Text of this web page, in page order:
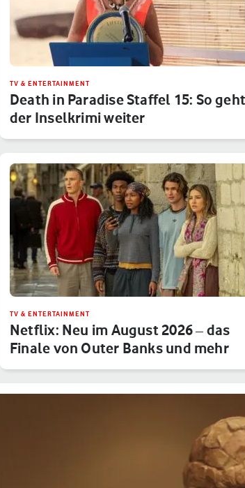
TV & ENTERTAINMENT
Death in Paradise Staffel 15: So geht
der Inselkrimi weiter
TV & ENTERTAINMENT
Netflix: Neu im August 2026 – das
Finale von Outer Banks und mehr